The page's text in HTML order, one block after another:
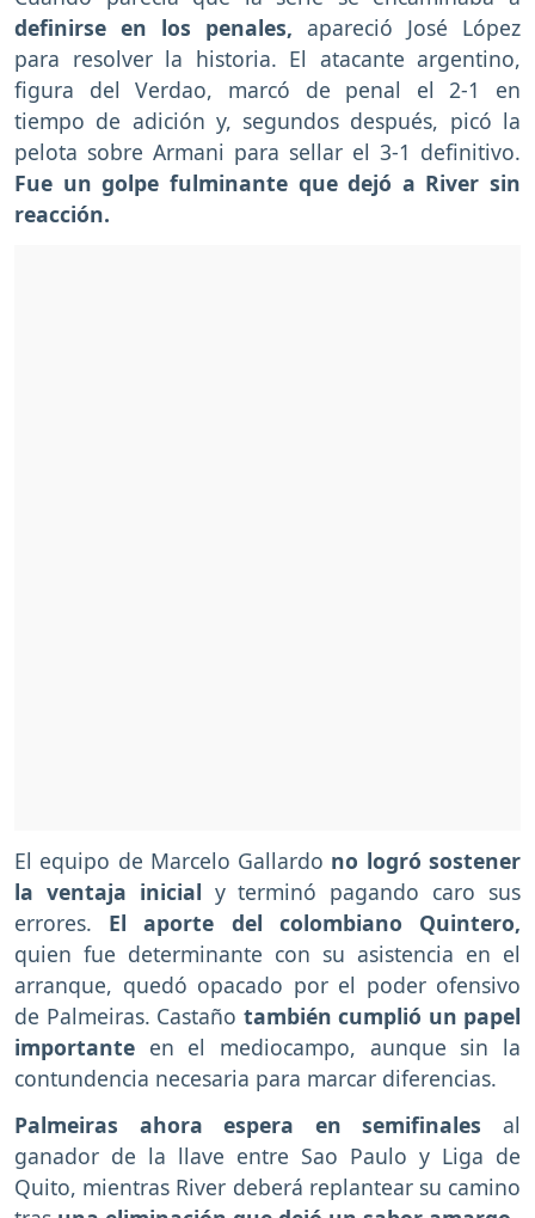
definirse en los penales, apareció José López
para resolver la historia. El atacante argentino,
figura del Verdao, marcó de penal el 2-1 en
tiempo de adición y, segundos después, picó la
pelota sobre Armani para sellar el 3-1 definitivo.
Fue un golpe fulminante que dejó a River sin
reacción.
El equipo de Marcelo Gallardo no logró sostener
la ventaja inicial y terminó pagando caro sus
errores. El aporte del colombiano Quintero,
quien fue determinante con su asistencia en el
arranque, quedó opacado por el poder ofensivo
de Palmeiras. Castaño también cumplió un papel
importante en el mediocampo, aunque sin la
contundencia necesaria para marcar diferencias.
Palmeiras ahora espera en semifinales al
ganador de la llave entre Sao Paulo y Liga de
Quito, mientras River deberá replantear su camino